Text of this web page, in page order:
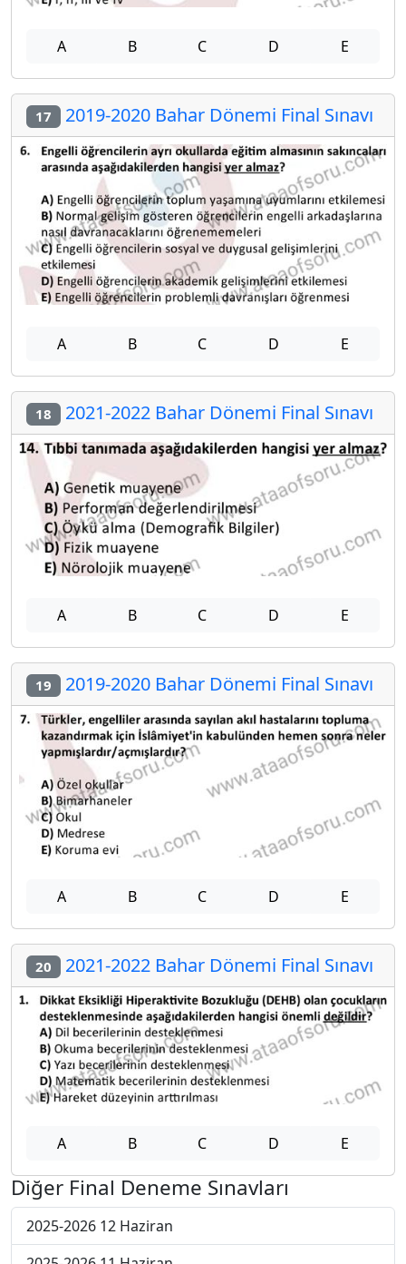
A B C D E
17 2019-2020 Bahar Dönemi Final Sınavı
A B C D E
18 2021-2022 Bahar Dönemi Final Sınavı
A B C D E
19 2019-2020 Bahar Dönemi Final Sınavı
A B C D E
20 2021-2022 Bahar Dönemi Final Sınavı
A B C D E
Diğer Final Deneme Sınavları
2025-2026 12 Haziran